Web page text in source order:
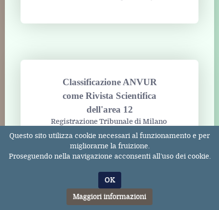
Classificazione ANVUR
come Rivista Scientifica
dell'area 12
Registrazione Tribunale di Milano
n° 131131 dell'11/04/2017
ISSN 2611-3783
Questo sito utilizza cookie necessari al funzionamento e per
migliorarne la fruizione.
Proseguendo nella navigazione acconsenti all’uso dei cookie.
OK
Maggiori informazioni